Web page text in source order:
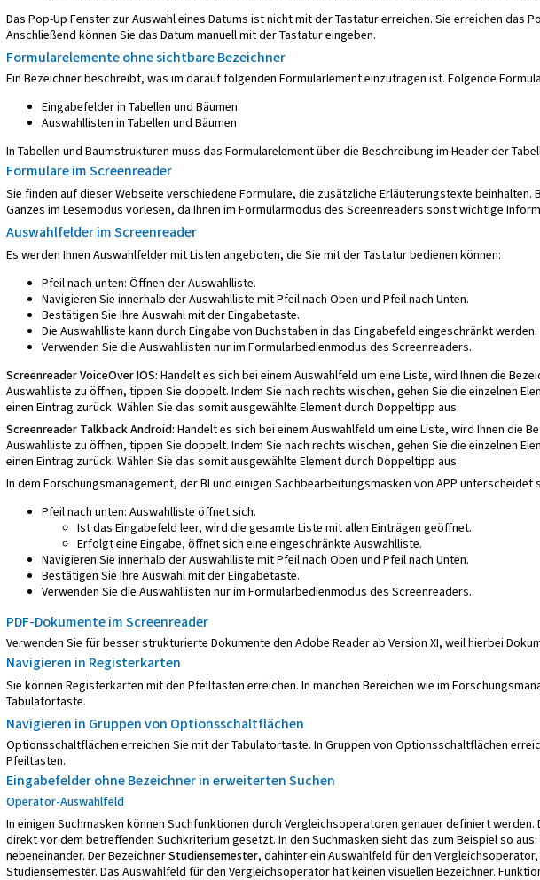
Das Pop-Up Fenster zur Auswahl eines Datums ist nicht mit der Tastatur erreichen. Sie erreichen das
Anschließend können Sie das Datum manuell mit der Tastatur eingeben.
Formularelemente ohne sichtbare Bezeichner
Ein Bezeichner beschreibt, was im darauf folgenden Formularlement einzutragen ist. Folgende
Eingabefelder in Tabellen und Bäumen
Auswahllisten in Tabellen und Bäumen
In Tabellen und Baumstrukturen muss das Formularelement über die Beschreibung im Header der
Formulare im Screenreader
Sie finden auf dieser Webseite verschiedene Formulare, die zusätzliche Erläuterungstexte beinhalten.
Ganzes im Lesemodus vorlesen, da Ihnen im Formularmodus des Screenreaders sonst wichtige
Auswahlfelder im Screenreader
Es werden Ihnen Auswahlfelder mit Listen angeboten, die Sie mit der Tastatur bedienen können:
Pfeil nach unten: Öffnen der Auswahlliste.
Navigieren Sie innerhalb der Auswahlliste mit Pfeil nach Oben und Pfeil nach Unten.
Bestätigen Sie Ihre Auswahl mit der Eingabetaste.
Die Auswahlliste kann durch Eingabe von Buchstaben in das Eingabefeld eingeschränkt werden.
Verwenden Sie die Auswahllisten nur im Formularbedienmodus des Screenreaders.
Screenreader VoiceOver IOS: Handelt es sich bei einem Auswahlfeld um eine Liste, wird Ihnen die
Auswahlliste zu öffnen, tippen Sie doppelt. Indem Sie nach rechts wischen, gehen Sie die einzelnen
einen Eintrag zurück. Wählen Sie das somit ausgewählte Element durch Doppeltipp aus.
Screenreader Talkback Android: Handelt es sich bei einem Auswahlfeld um eine Liste, wird Ihnen die
Auswahlliste zu öffnen, tippen Sie doppelt. Indem Sie nach rechts wischen, gehen Sie die einzelnen
einen Eintrag zurück. Wählen Sie das somit ausgewählte Element durch Doppeltipp aus.
In dem Forschungsmanagement, der BI und einigen Sachbearbeitungsmasken von APP
Pfeil nach unten: Auswahlliste öffnet sich.
Ist das Eingabefeld leer, wird die gesamte Liste mit allen Einträgen geöffnet.
Erfolgt eine Eingabe, öffnet sich eine eingeschränkte Auswahlliste.
Navigieren Sie innerhalb der Auswahlliste mit Pfeil nach Oben und Pfeil nach Unten.
Bestätigen Sie Ihre Auswahl mit der Eingabetaste.
Verwenden Sie die Auswahllisten nur im Formularbedienmodus des Screenreaders.
PDF-Dokumente im Screenreader
Verwenden Sie für besser strukturierte Dokumente den Adobe Reader ab Version XI, weil hierbei
Navigieren in Registerkarten
Sie können Registerkarten mit den Pfeiltasten erreichen. In manchen Bereichen wie im
Tabulatortaste.
Navigieren in Gruppen von Optionsschaltflächen
Optionsschaltflächen erreichen Sie mit der Tabulatortaste. In Gruppen von Optionsschaltflächen
Pfeiltasten.
Eingabefelder ohne Bezeichner in erweiterten Suchen
Operator-Auswahlfeld
In einigen Suchmasken können Suchfunktionen durch Vergleichsoperatoren genauer definiert
direkt vor dem betreffenden Suchkriterium gesetzt. In den Suchmasken sieht das zum Beispiel so aus:
nebeneinander. Der BezeichnerStudiensemester, dahinter ein Auswahlfeld für den
Studiensemester. Das Auswahlfeld für den Vergleichsoperator hat keinen visuellen Bezeichner.